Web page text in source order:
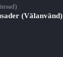
(Välanvänd)